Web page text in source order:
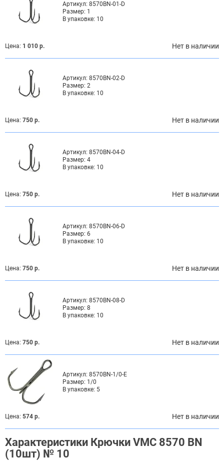
Артикул: 8570BN-01-D
Размер: 1
В упаковке: 10
Цена: 1 010 р. Нет в наличии
Артикул: 8570BN-02-D
Размер: 2
В упаковке: 10
Цена: 750 р. Нет в наличии
Артикул: 8570BN-04-D
Размер: 4
В упаковке: 10
Цена: 750 р. Нет в наличии
Артикул: 8570BN-06-D
Размер: 6
В упаковке: 10
Цена: 750 р. Нет в наличии
Артикул: 8570BN-08-D
Размер: 8
В упаковке: 10
Цена: 750 р. Нет в наличии
Артикул: 8570BN-1/0-E
Размер: 1/0
В упаковке: 5
Цена: 574 р. Нет в наличии
Характеристики Крючки VMC 8570 BN
(10шт) № 10